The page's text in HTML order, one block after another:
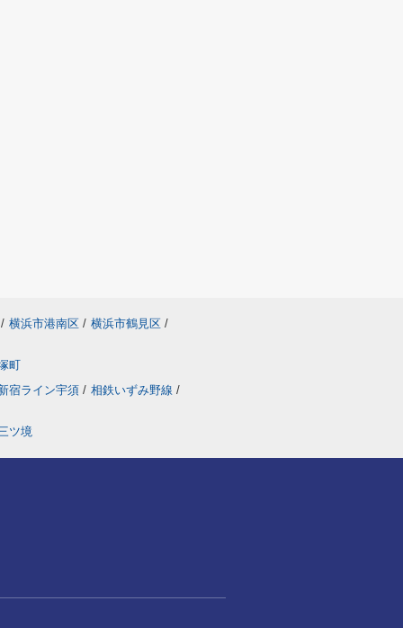
/ 横浜市港南区 / 横浜市鶴見区 /
町
宿ライン宇須 / 相鉄いずみ野線 /
ツ境